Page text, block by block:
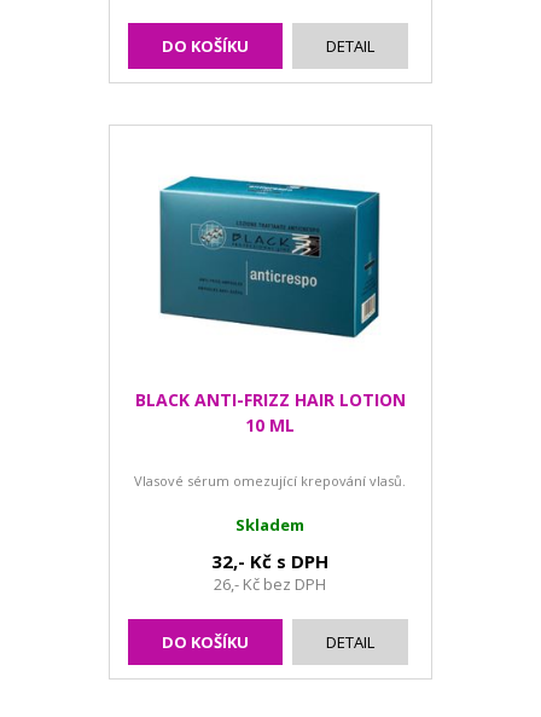
DO KOŠÍKU DETAIL
BLACK ANTI-FRIZZ HAIR LOTION
10 ML
Vlasové sérum omezující krepování vlasů.
Skladem
32,- Kč s DPH
26,- Kč bez DPH
DO KOŠÍKU DETAIL